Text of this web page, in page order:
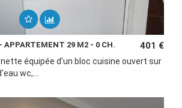
APPARTEMENT 29 M2 - 0 CH. 401 €
équipée d'un bloc cuisine ouvert sur
wc,...